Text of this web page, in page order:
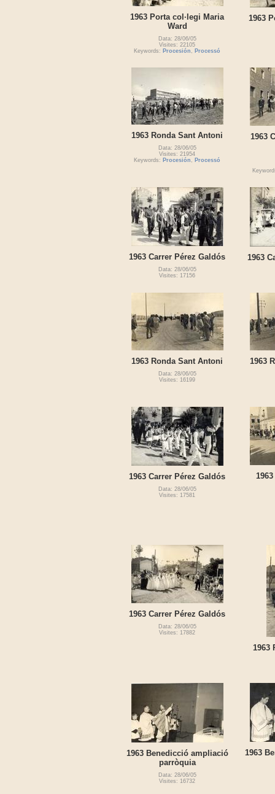
1963 Porta col·legi Maria
Ward
Data: 28/06/05
Visites: 22105
Keywords: Procesión Processó
1963
1963 Ronda Sant Antoni
Data: 28/06/05
Visites: 21954
Keywords: Procesión Processó
1963
1963 Carrer Pérez Galdós
Data: 28/06/05
Visites: 17156
1963
1963 Ronda Sant Antoni
Data: 28/06/05
Visites: 16199
1963
1963 Carrer Pérez Galdós
Data: 28/06/05
Visites: 17581
1963 Carrer Pérez Galdós
Data: 28/06/05
Visites: 17882
1963
1963 Benedicció ampliació
parròquia
Data: 28/06/05
Visites: 16732
1963